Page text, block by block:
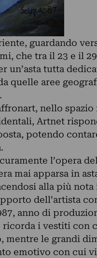
guardando
che tra il 23 e il
un’asta tutta
quelle aree
nello
Artnet
potendo
l’opera
mai apparsa in
alla più
dell’artista
anno di
i vestiti con
mentre le grandi
emotivo con cui